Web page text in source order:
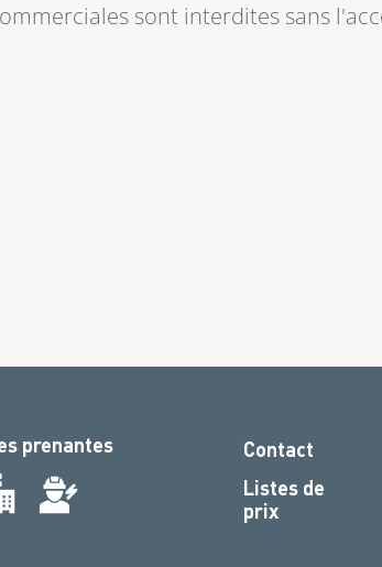
sont interdites sans
prenantes
Contact
Listes de
prix